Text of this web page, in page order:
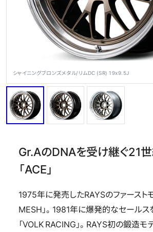
OFFICIAL SNS
Store Media
シャイニングブロンズメタル/リムDC (SR) 19x9.5J
Gr.AのDNAを受け継ぐ21
「ACE」
1975年に発売したRAYSのファースト
MESH」。1981年に爆発的なセールス
「VOLK RACING」。RAYS初の鍛造